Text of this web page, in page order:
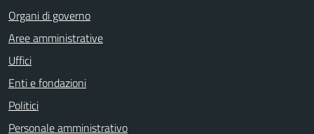
Organi di governo
Aree amministrative
Uffici
Enti e fondazioni
Politici
Personale amministrativo